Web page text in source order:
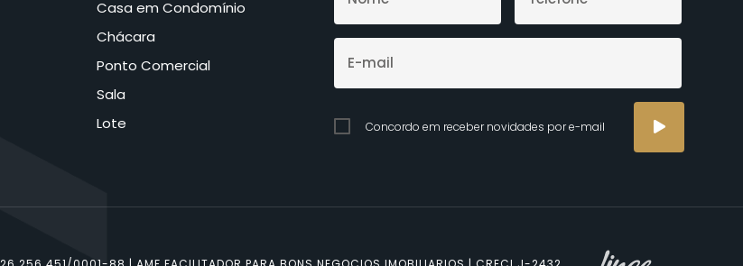
Casa em Condomínio
Chácara
Ponto Comercial
Sala
Lote
Concordo em receber novidades por e-mail